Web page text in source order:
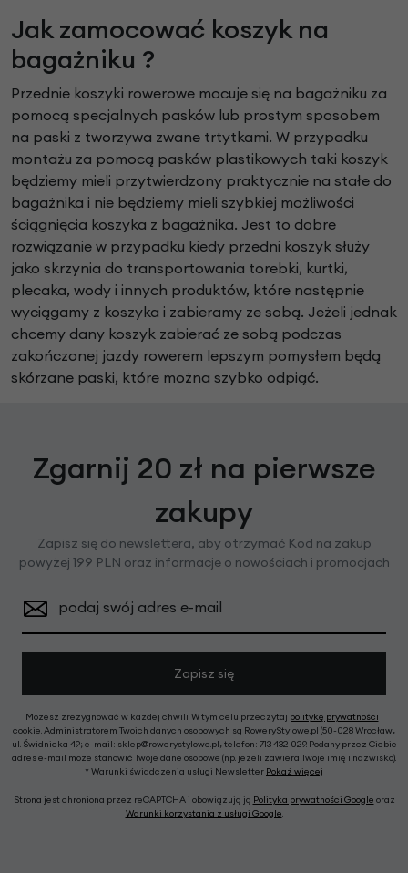
Jak zamocować koszyk na
bagażniku ?
Przednie koszyki rowerowe mocuje się na bagażniku za
pomocą specjalnych pasków lub prostym sposobem
na paski z tworzywa zwane trtytkami. W przypadku
montażu za pomocą pasków plastikowych taki koszyk
będziemy mieli przytwierdzony praktycznie na stałe do
bagażnika i nie będziemy mieli szybkiej możliwości
ściągnięcia koszyka z bagażnika. Jest to dobre
rozwiązanie w przypadku kiedy przedni koszyk służy
jako skrzynia do transportowania torebki, kurtki,
plecaka, wody i innych produktów, które następnie
wyciągamy z koszyka i zabieramy ze sobą. Jeżeli jednak
chcemy dany koszyk zabierać ze sobą podczas
zakończonej jazdy rowerem lepszym pomysłem będą
skórzane paski, które można szybko odpiąć.
Zgarnij 20 zł na pierwsze
zakupy
Zapisz się do newslettera, aby otrzymać Kod na zakup
powyżej 199 PLN oraz informacje o nowościach i promocjach
podaj swój adres e-mail
Zapisz się
Możesz zrezygnować w każdej chwili. W tym celu przeczytaj politykę prywatności i
cookie. Administratorem Twoich danych osobowych są RoweryStylowe.pl (50-028 Wrocław,
ul. Świdnicka 49; e-mail: sklep@rowerystylowe.pl, telefon: 713 432 029. Podany przez Ciebie
adres e-mail może stanowić Twoje dane osobowe (np. jeżeli zawiera Twoje imię i nazwisko).
* Warunki świadczenia usługi Newsletter Pokaż więcej
Strona jest chroniona przez reCAPTCHA i obowiązują ją Polityka prywatności Google oraz
Warunki korzystania z usługi Google.